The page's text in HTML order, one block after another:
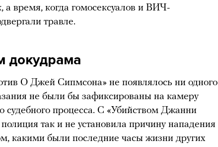
а время, когда гомосексуалов и ВИЧ-
травле.
докудрама
О Джей Сипмсона» не появлялось ни одного
не были бы зафиксированы на камеру
судебного процесса. С «Убийством Джанни
так и не установила причину нападения
какими были последние часы жизни других